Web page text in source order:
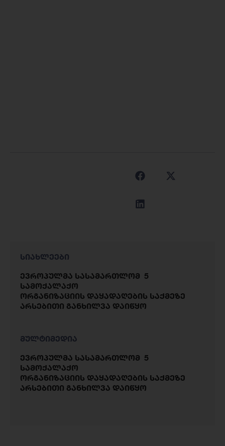
სიახლეები
ევროპულმა სასამართლომ 5
სამოქალაქო
ორგანიზაციის დაყადაღების საქმეზე
არსებითი განხილვა დაიწყო
მულტიმედია
ევროპულმა სასამართლომ 5
სამოქალაქო
ორგანიზაციის დაყადაღების საქმეზე
არსებითი განხილვა დაიწყო